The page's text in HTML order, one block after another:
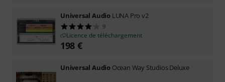
Universal Audio LUNA Pro v2
9
Licence de téléchargement
198 €
Universal Audio Ocean Way Studios Deluxe